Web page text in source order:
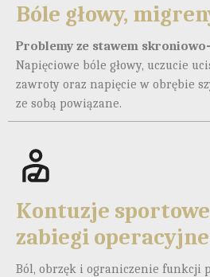
Bóle głowy,
Problemy ze stawem
Napięciowe bóle głowy, uczucie
zawroty oraz napięcie w obrębie
ze sobą powiązane.
Kontuzje
zabiegi operacyjne
Ból, obrzęk i ograniczenie funkcji